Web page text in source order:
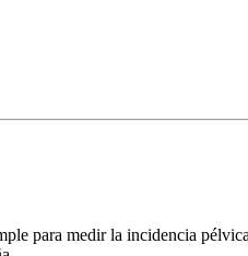
para medir la incidencia